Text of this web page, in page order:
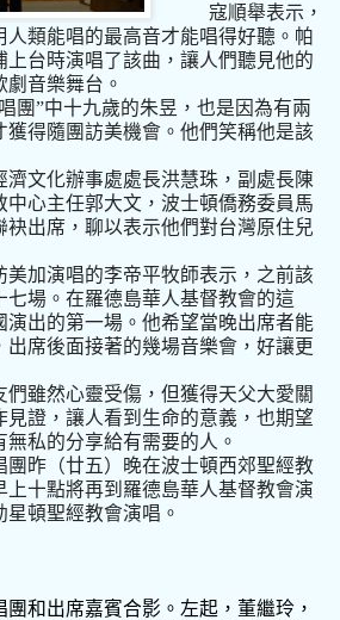
寇順舉表示，
人類能唱的最高音才能唱得好聽。帕
上台時演唱了該曲，讓人們聽見他的
音樂舞台。
團”中十九歲的朱昱，也是因為有兩
獲得隨團訪美機會。他們笑稱他是該
濟文化辦事處處長洪慧珠，副處長陳
中心主任郭大文，波士頓僑務委員馬
袂出席，聊以表示他們對台灣原住兒
美加演唱的李帝平牧師表示，之前該
七場。在羅德島華人基督教會的這
演出的第一場。他希望當晚出席者能
出席後面接著的幾場音樂會，好讓更
們雖然心靈受傷，但獲得天父大愛關
見證，讓人看到生命的意義，也期望
私的分享給有需要的人。
團昨（廿五）晚在波士頓西郊聖經教
上十點將再到羅德島華人基督教會演
頓聖經教會演唱。
團和出席嘉賓合影。左起，董繼玲，